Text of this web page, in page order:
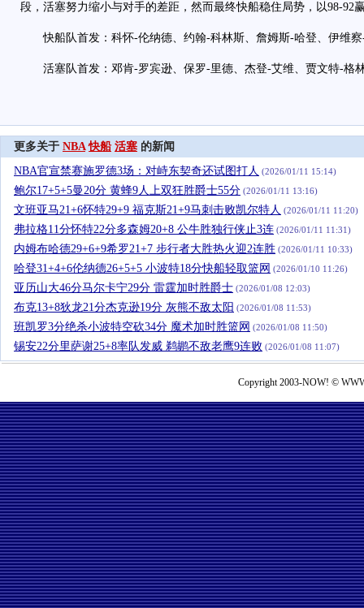
段，活塞努力缩小与对手的差距，然而最终快船稳住局势，以98-92
快船队首发：科怀-伦纳德、约翰-科林斯、詹姆斯-哈登、伊维察
活塞队首发：邓肯-罗宾逊、保罗-里德、杰登-艾维、贾文特-格
更多关于 NBA 快船 活塞 的新闻
NBA官宣禁赛施罗德3场：对峙东契奇还试图打人 (2026/01/11 15:14)
鲍尔17+5+5曼20分 黄蜂9人上双狂胜爵士55分 (2026/01/11 13:16)
文班亚马21+6怀特29+9 福克斯21+9马刺击败凯尔特人 (2026/01/11 11:20)
弗拉格11分怀特22分多森姆20+8 公牛胜独行侠止3连 (2026/01/11 11:31)
内姆布哈德29+6+9希罗21+7 步行者大胜热火迎2连胜 (2026/01/11 10:33)
哈登31+4+6伦纳德26+5+5 小波特18分快船轻取篮网 (2026/01/10 11:26)
亚历山大46分马尔卡宁29分 雷霆加时胜爵士 (2026/01/08 12:03)
布克13+8狄龙21分杰克逊19分 灰熊不敌太阳 (2026/01/08 11:53)
班凯罗3分绝杀小波特空砍34分 魔术加时胜篮网 (2026/01/08 11:50)
锡安22分里萨谢25+8率队发威 鹈鹕不敌老鹰9连败 (2026/01/08 11:07)
Copyright 2003-NOW! ©